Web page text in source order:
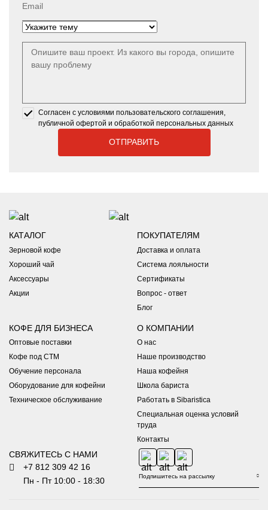
Email
Согласен с условиями пользовательского соглашения,
публичной офертой и обработкой персональных данных
КАТАЛОГ
Зерновой кофе
Хороший чай
Аксессуары
Акции
ПОКУПАТЕЛЯМ
Доставка и оплата
Система лояльности
Сертификаты
Вопрос - ответ
Блог
КОФЕ ДЛЯ БИЗНЕСА
Оптовые поставки
Кофе под СТМ
Обучение персонала
Оборудование для кофейни
Техническое обслуживание
О КОМПАНИИ
О нас
Наше производство
Наша кофейня
Школа бариста
Работать в Sibaristica
Специальная оценка условий
труда
Контакты
СВЯЖИТЕСЬ С НАМИ
+7 812 309 42 16
Пн - Пт 10:00 - 18:30